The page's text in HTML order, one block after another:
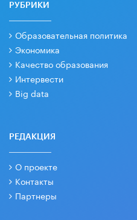
РУБРИКИ
Образовательная политика
Экономика
Качество образования
Интервести
Big data
РЕДАКЦИЯ
О проекте
Контакты
Партнеры